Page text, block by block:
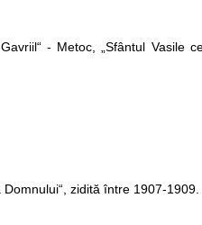
- Metoc, „Sfântul Vasile
zidită între 1907-1909.